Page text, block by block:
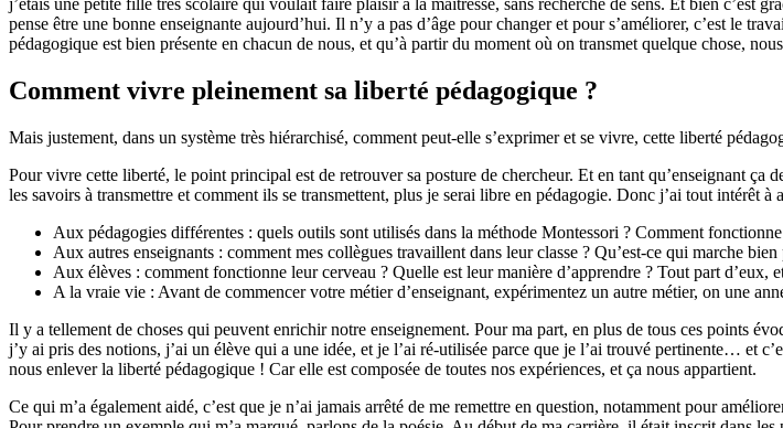
j’étais une petite fille très scolaire qui voulait faire plaisir à la maîtresse, sans recherche de sens. Et bien c’est
pense être une bonne enseignante aujourd’hui. Il n’y a pas d’âge pour changer et pour s’améliorer, c’est le
pédagogique est bien présente en chacun de nous, et qu’à partir du moment où on transmet quelque chose,
Comment vivre pleinement sa liberté pédagogique ?
Mais justement, dans un système très hiérarchisé, comment peut-elle s’exprimer et se vivre, cette liberté
Pour vivre cette liberté, le point principal est de retrouver sa posture de chercheur. Et en tant qu’enseignant ça
les savoirs à transmettre et comment ils se transmettent, plus je serai libre en pédagogie. Donc j’ai tout intérêt à
Aux pédagogies différentes : quels outils sont utilisés dans la méthode Montessori ? Comment
Aux autres enseignants : comment mes collègues travaillent dans leur classe ? Qu’est-ce qui marche
Aux élèves : comment fonctionne leur cerveau ? Quelle est leur manière d’apprendre ? Tout part d’eux,
A la vraie vie : Avant de commencer votre métier d’enseignant, expérimentez un autre métier, on une
Il y a tellement de choses qui peuvent enrichir notre enseignement. Pour ma part, en plus de tous ces points
j’y ai pris des notions, j’ai un élève qui a une idée, et je l’ai ré-utilisée parce que je l’ai trouvé pertinente… et
nous enlever la liberté pédagogique ! Car elle est composée de toutes nos expériences, et ça nous appartient.
Ce qui m’a également aidé, c’est que je n’ai jamais arrêté de me remettre en question, notamment pour